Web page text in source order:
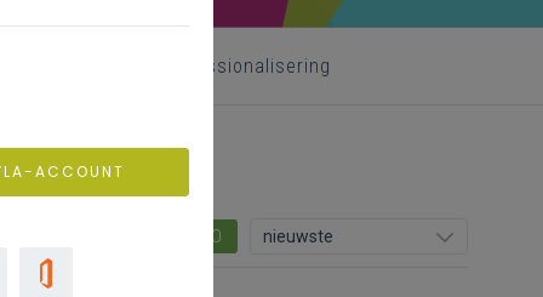
professionalisering
0 nieuwste
ACCOUNT